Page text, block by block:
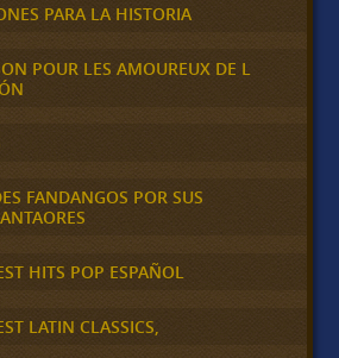
PARA LA HISTORIA
POUR LES AMOUREUX DE L
FANDANGOS POR SUS
HITS POP ESPAÑOL
LATIN CLASSICS,